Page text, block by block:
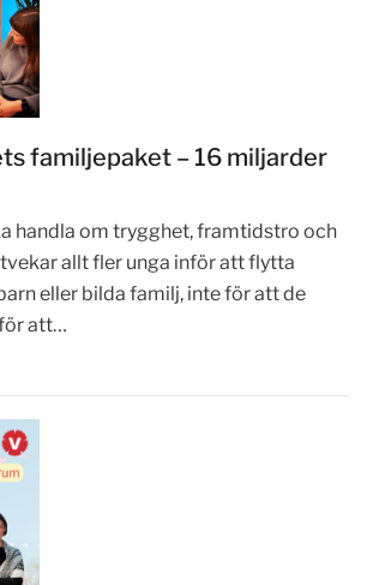
familjepaket – 16 miljarder
handla om trygghet, framtidstro och
allt fler unga inför att flytta
eller bilda familj, inte för att de
att…